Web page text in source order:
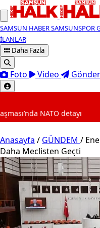
SAMSUN HABERSAMSUNSPOR
İLANLAR
Daha Fazla
Foto Video Gönder
detayı 20:55
Anasayfa / GÜNDEM /
Daha Meclisten Geçti